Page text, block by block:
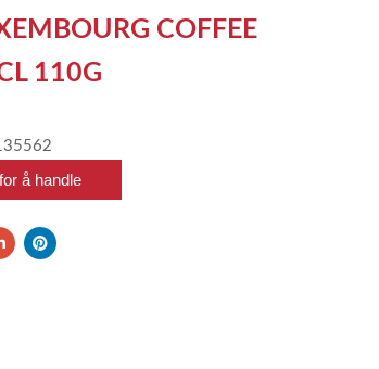
COFFEE
110G
å handle